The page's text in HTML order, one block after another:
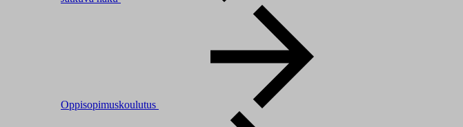
Oppisopimuskoulutus